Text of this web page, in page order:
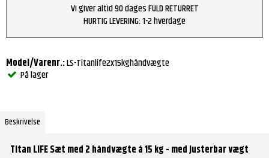
Vi giver altid 90 dages FULD RETURRET
HURTIG LEVERING: 1-2 hverdage
Model/Varenr.:LS-Titanlife2x15kghåndvægte
På lager
Beskrivelse
Titan LIFE Sæt med 2 håndvægte á 15 kg - med justerbar vægt